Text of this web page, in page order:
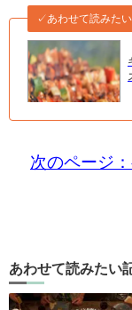
✓あわせて読みたい
次のページ
あわせて読みたい